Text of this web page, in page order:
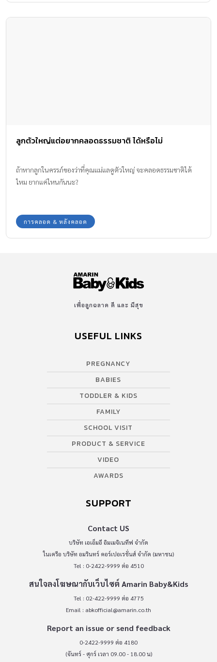
ลูกตัวใหญ่แต่อยากคลอดธรรมชาติ ได้หรือไม่
ถ้าหากลูกในครรภ์ของว่าที่คุณแม่แลดูตัวใหญ่ จะคลอดธรรมชาติได้
ไหม ยากแค่ไหนกันนะ?
การคลอด & หลังคลอด
เพื่อลูกฉลาด ดี และ มีสุข
USEFUL LINKS
PREGNANCY
BABIES
TODDLER & KIDS
FAMILY
SCHOOL VISIT
PRODUCT & SERVICE
VIDEO
AWARDS
SUPPORT
Contact US
บริษัท เอเอ็มอี อิมเมจิเนทีฟ จำกัด
ในเครือ บริษัท อมรินทร์ คอร์เปอเรชั่นส์ จำกัด (มหาชน)
Tel : 0-2422-9999 ต่อ 4510
สนใจลงโฆษณากับเว็บไซต์ Amarin Baby&Kids
Tel : 02-422-9999 ต่อ 4775
Email : abkofficial@amarin.co.th
Report an issue or send feedback
0-2422-9999 ต่อ 4180
(จันทร์ - ศุกร์ เวลา 09.00 - 18.00 น)